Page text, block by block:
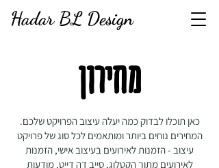
Hadar BL Design
מחירון
כאן תוכלו לבדוק כמה יעלה עיצוב הפרויקט שלכם.
המחירים נוחים ביותר ומותאמים לכל סוג של פרויקט
עיצוב - הזמנות לאירועים בעיצוב אישי, הזמנות
לאירועים מתוך הקטלוג, סייב דה דייט, מודעות